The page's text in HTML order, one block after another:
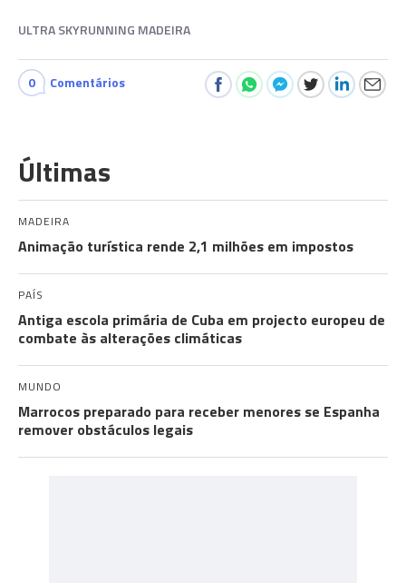
ULTRA SKYRUNNING MADEIRA
0 Comentários
Últimas
MADEIRA
Animação turística rende 2,1 milhões em impostos
PAÍS
Antiga escola primária de Cuba em projecto europeu de
combate às alterações climáticas
MUNDO
Marrocos preparado para receber menores se Espanha
remover obstáculos legais